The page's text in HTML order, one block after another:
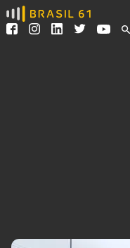
Ver todas as notícias
Podcasts